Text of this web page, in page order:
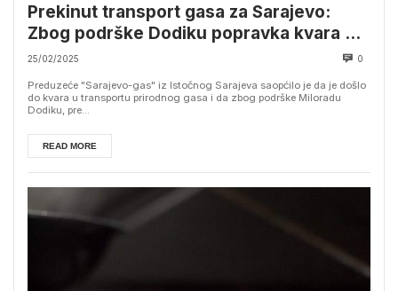
Prekinut transport gasa za Sarajevo:
Zbog podrške Dodiku popravka kvara na
čekanju do četvrtka
25/02/2025 0
Preduzeće "Sarajevo-gas" iz Istočnog Sarajeva saopćilo je da je došlo
do kvara u transportu prirodnog gasa i da zbog podrške Miloradu
Dodiku, pre...
READ MORE